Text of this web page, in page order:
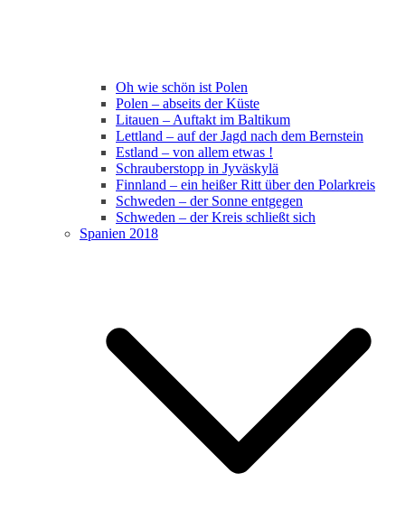
Oh wie schön ist Polen
Polen – abseits der Küste
Litauen – Auftakt im Baltikum
Lettland – auf der Jagd nach dem Bernstein
Estland – von allem etwas !
Schrauberstopp in Jyväskylä
Finnland – ein heißer Ritt über den Polarkreis
Schweden – der Sonne entgegen
Schweden – der Kreis schließt sich
Spanien 2018